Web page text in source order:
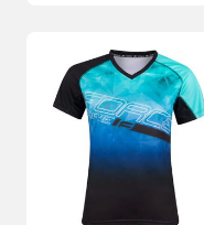
Dres má mírně
vypasovaný střih a
prodloužený zadní díl
se silikonovými prvky
pro stabilní polohu
dresu při…